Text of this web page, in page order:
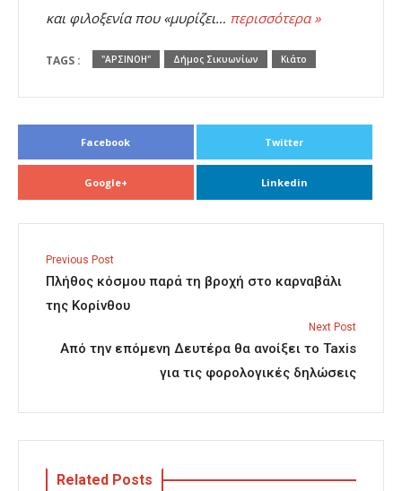
και φιλοξενία που «μυρίζει… περισσότερα »
TAGS : "ΑΡΣΙΝΟΗ" Δήμος Σικυωνίων Κιάτο
Facebook Twitter
Google+ Linkedin
Previous Post
Πλήθος κόσμου παρά τη βροχή στο καρναβάλι
της Κορίνθου
Next Post
Από την επόμενη Δευτέρα θα ανοίξει το Taxis
για τις φορολογικές δηλώσεις
Related Posts